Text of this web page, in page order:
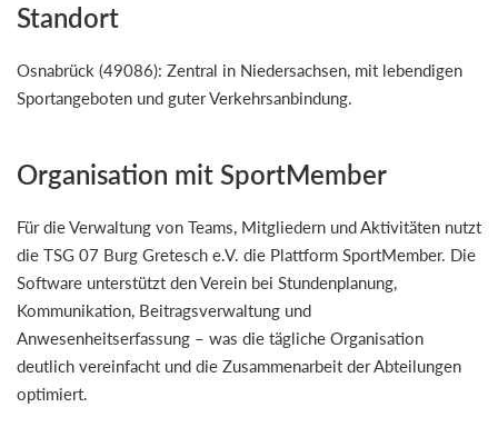
Standort
Osnabrück (49086): Zentral in Niedersachsen, mit lebendigen
Sportangeboten und guter Verkehrsanbindung.
Organisation mit SportMember
Für die Verwaltung von Teams, Mitgliedern und Aktivitäten nutzt
die TSG 07 Burg Gretesch e.V. die Plattform SportMember. Die
Software unterstützt den Verein bei Stundenplanung,
Kommunikation, Beitragsverwaltung und
Anwesenheitserfassung – was die tägliche Organisation
deutlich vereinfacht und die Zusammenarbeit der Abteilungen
optimiert.